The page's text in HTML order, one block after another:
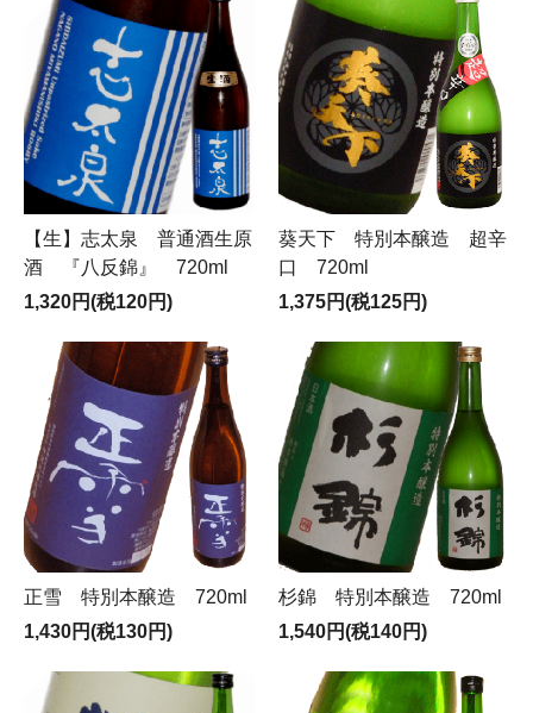
【生】志太泉 普通酒生原
酒 『八反錦』 720ml
1,320円(税120円)
葵天下 特別本醸造 超辛
口 720ml
1,375円(税125円)
正雪 特別本醸造 720ml
1,430円(税130円)
杉錦 特別本醸造 720ml
1,540円(税140円)